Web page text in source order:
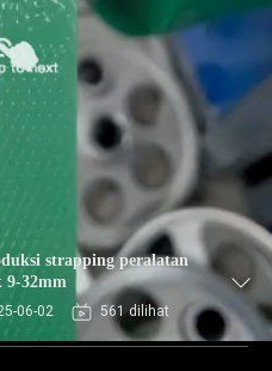
strapping peralatan
9-32mm
06-02 561 dilihat